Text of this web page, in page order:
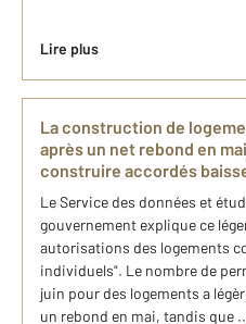
Lire plus
La construction de
après un net rebond en
construire accordés
Le Service des données et
gouvernement explique ce
autorisations des logements
individuels". Le nombre de
juin pour des logements a
un rebond en mai, tandis que